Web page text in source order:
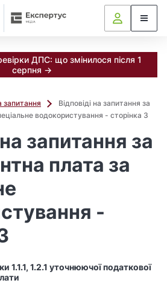
ДПС: що змінилося після 1
серпня →
запитання
Відповіді на запитання за
водокористування - сторінка 3
запитання за
плата за
-
1.1.1, 1.2.1 уточнюючої податкової